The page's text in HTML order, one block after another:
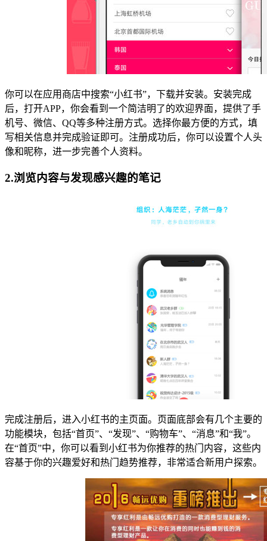
你可以在应用商店中搜索“小红书”，下载并安装。安装完成
后，打开APP，你会看到一个简洁明了的欢迎界面，提供了手
机号、微信、QQ等多种注册方式。选择你最方便的方式，填
写相关信息并完成验证即可。注册成功后，你可以设置个人头
像和昵称，进一步完善个人资料。
2.浏览内容与发现感兴趣的笔记
完成注册后，进入小红书的主页面。页面底部会有几个主要的
功能模块，包括“首页”、“发现”、“购物车”、“消息”和“我”。
在“首页”中，你可以看到小红书为你推荐的热门内容，这些内
容基于你的兴趣爱好和热门趋势推荐，非常适合新用户探索。